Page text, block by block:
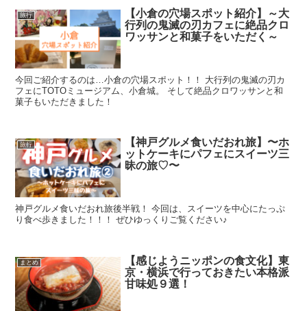
旅行
【小倉の穴場スポット紹介】～大
行列の鬼滅の刃カフェに絶品クロ
ワッサンと和菓子をいただく～
今回ご紹介するのは…小倉の穴場スポット！！ 大行列の鬼滅の刃カ
フェにTOTOミュージアム、小倉城。 そして絶品クロワッサンと和
菓子もいただきました！
旅行
【神戸グルメ食いだおれ旅】〜ホ
ットケーキにパフェにスイーツ三
昧の旅♡〜
神戸グルメ食いだおれ旅後半戦！ 今回は、スイーツを中心にたっぷ
り食べ歩きました！！！ ぜひゆっくりご覧ください♪
まとめ
【感じようニッポンの食文化】東
京・横浜で行っておきたい本格派
甘味処９選！